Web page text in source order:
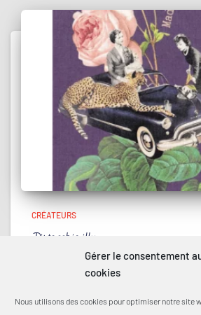
Gérer le consentement
cookies
Nous utilisons des cookies pour optimiser notre site
CRÉATEURS
Pistacchio illu
Illustration inspirante & souriante À
moi, Stéphanie Meyer, je crée une
imaginés à partir de collages